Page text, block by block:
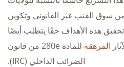
سوق القنب غير القانوني وتكوين
هذه الأهداف حقًا يتطلب أيضًا
المرهقة
للمادة 280e من قانون
الضرائب الداخلي (IRC).